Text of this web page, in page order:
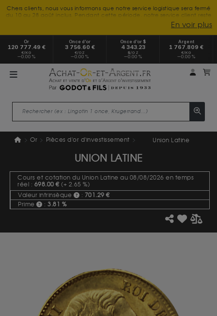
Chers clients, nous vous informons que notre service logistique sera fermé
du 10 au 28 août inclus. Pendant cette période, notre service client reste
à votre disposition tout l'été. Vous pouvez nous joindre du lundi au
vendredi, de 9h30 à 18h, pour toute demande d'information.
Nous vous remercions de votre compréhension et vous souhaitons un
excellent été.
En voir plus
Or
120 777.49 €
€/KG
0.00 %
Once d’or
3 756.60 €
€/OZ
0.00 %
Once d’or $
4 343.23
$/OZ
0.00 %
Argent
1 767.809 €
€/KG
0.00 %
Mon
Or Pièces d'or d'investissement Union Latine
UNION LATINE
Cours et cotation du Union Latine au 08/08/2026 en temps
réel : 698.00 € (+ 2.65 %)
Valeur intrinsèque
: 701.29 €
Prime
: 3.81 %